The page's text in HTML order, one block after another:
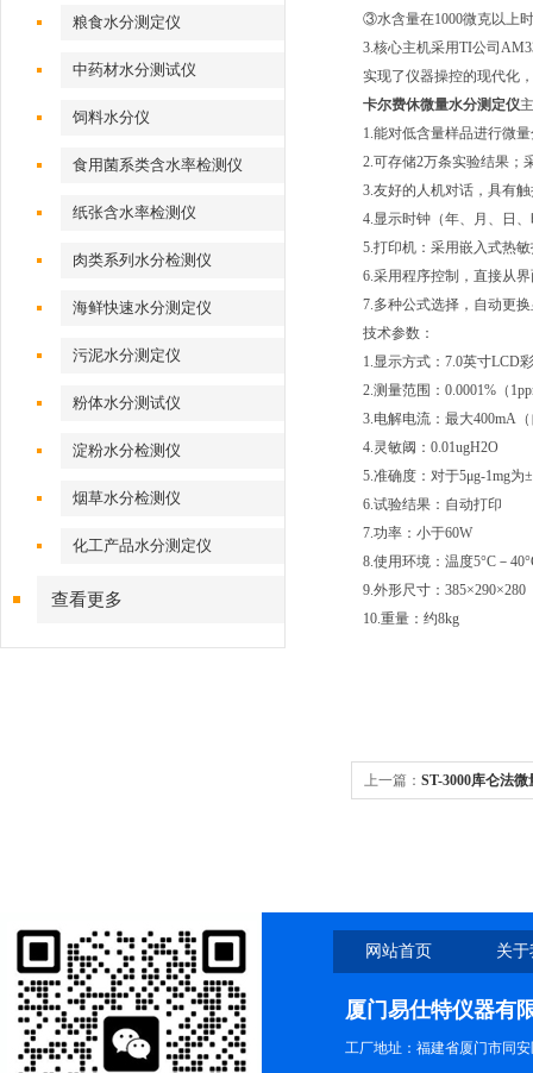
粮食水分测定仪
中药材水分测试仪
饲料水分仪
食用菌系类含水率检测仪
纸张含水率检测仪
肉类系列水分检测仪
海鲜快速水分测定仪
污泥水分测定仪
粉体水分测试仪
淀粉水分检测仪
烟草水分检测仪
化工产品水分测定仪
查看更多
③水含量在1000微克以上
3.核心主机采用TI公司
实现了仪器操控的现代化
卡尔费休微量水分测定仪
1.能对低含量样品进行微
2.可存储2万条实验结果；
3.友好的人机对话，具有
4.显示时钟（年、月、日
5.打印机：采用嵌入式热
6.采用程序控制，直接从
7.多种公式选择，自动更
技术参数：
1.显示方式：7.0英寸LCD
2.测量范围：0.0001%（
3.电解电流：最大400mA
4.灵敏阈：0.01ugH2O
5.准确度：对于5μg-1mg为
6.试验结果：自动打印
7.功率：小于60W
8.使用环境：温度5°C－
9.外形尺寸：385×290×280
10.重量：约8kg
上一篇： ST-3000库仑法
网站首页 关
厦门易仕特仪器有
工厂地址：福建省厦门市同